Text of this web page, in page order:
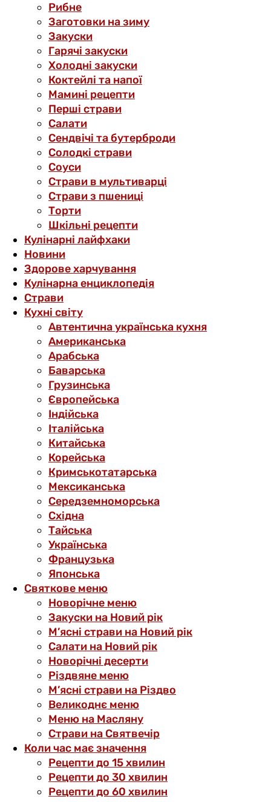
Рибне
Заготовки на зиму
Закуски
Гарячі закуски
Холодні закуски
Коктейлі та напої
Мамині рецепти
Перші страви
Салати
Сендвічі та бутерброди
Солодкі страви
Соуси
Страви в мультиварці
Страви з пшениці
Торти
Шкільні рецепти
Кулінарні лайфхаки
Новини
Здорове харчування
Кулінарна енциклопедія
Страви
Кухні світу
Автентична українська кухня
Американська
Арабська
Баварська
Грузинська
Європейська
Індійська
Італійська
Китайська
Корейська
Кримськотатарська
Мексиканська
Середземноморська
Східна
Тайська
Українська
Французька
Японська
Святкове меню
Новорічне меню
Закуски на Новий рік
М’ясні страви на Новий рік
Салати на Новий рік
Новорічні десерти
Різдвяне меню
М’ясні страви на Різдво
Великоднє меню
Меню на Масляну
Страви на Святвечір
Коли час має значення
Рецепти до 15 хвилин
Рецепти до 30 хвилин
Рецепти до 60 хвилин